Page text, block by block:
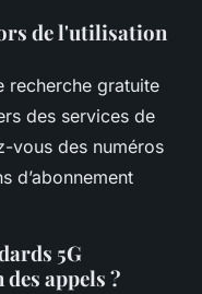
de l'utilisation
recherche gratuite
des services de
vous des numéros
d’abonnement
5G
appels ?